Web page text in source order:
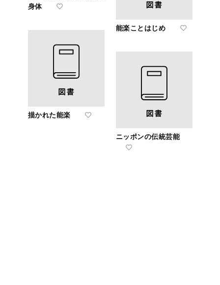
身体
能楽ことはじめ
描かれた能楽
ニッポンの伝統芸能